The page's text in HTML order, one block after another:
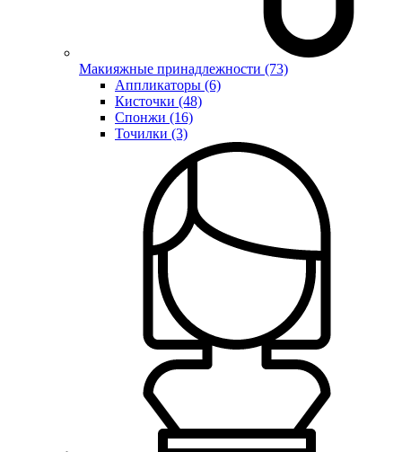
Макияжные принадлежности (73)
Аппликаторы (6)
Кисточки (48)
Спонжи (16)
Точилки (3)